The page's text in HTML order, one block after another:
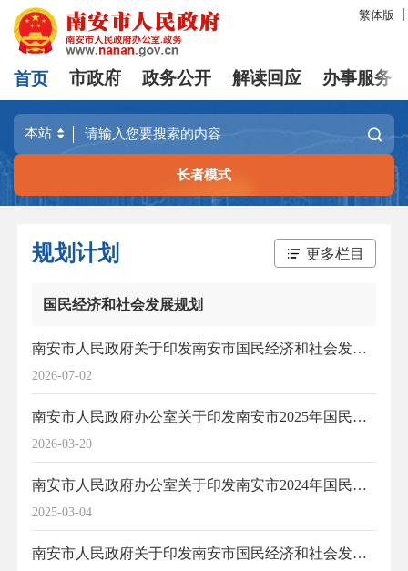
繁体版
首页 市政府 政务公开 解读回应 办事服务
长者模式
规划计划 更多栏目
国民经济和社会发展规划
2026-07-02
南安市人民政府关于印发南安市国民经济和社会发展第十五个五年规划纲要的通知
2026-03-20
南安市人民政府办公室关于印发南安市2025年国民经济和社会发展计划执行情况与2026年国民经济和社会发展计划的通知
2025-03-04
南安市人民政府办公室关于印发南安市2024年国民经济和社会发展计划执行情况与2025年国民经济和社会发展计划的通知
南安市人民政府关于印发南安市国民经济和社会发展第十四个五年规划和二〇三五年远景目标纲要的通知